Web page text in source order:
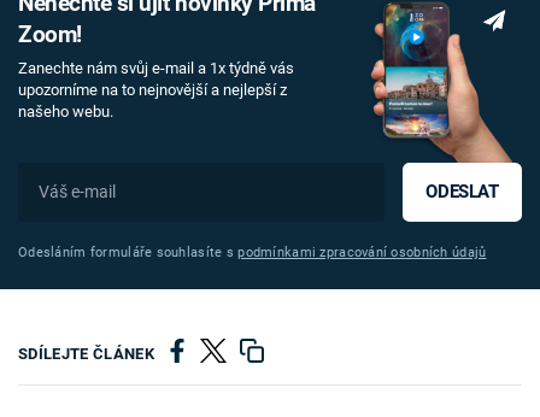
Zoom!
Zanechte nám svůj e-mail a 1x týdně vás
upozorníme na to nejnovější a nejlepší z
našeho webu.
ODESLAT
Odesláním formuláře souhlasíte spodmínkami zpracování osobních údajů
SDÍLEJTE ČLÁNEK